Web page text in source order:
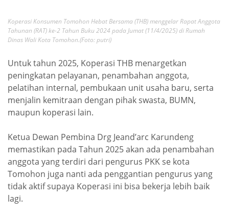
Koperasi Konsumen Tomohon Hebat Bersama (THB) menggelar Rapat Anggota
Tahunan (RAT) ke-2 Tahun Buku 2024 pada Jumat (11/4/2025) di Rumah
Dinas Wali Kota Tomohon.(Foto: putri)
Untuk tahun 2025, Koperasi THB menargetkan
peningkatan pelayanan, penambahan anggota,
pelatihan internal, pembukaan unit usaha baru, serta
menjalin kemitraan dengan pihak swasta, BUMN,
maupun koperasi lain.
Ketua Dewan Pembina Drg Jeand’arc Karundeng
memastikan pada Tahun 2025 akan ada penambahan
anggota yang terdiri dari pengurus PKK se kota
Tomohon juga nanti ada penggantian pengurus yang
tidak aktif supaya Koperasi ini bisa bekerja lebih baik
lagi.